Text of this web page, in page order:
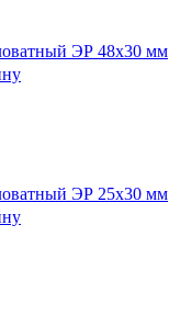
ЭР 48х30 мм
ЭР 25х30 мм